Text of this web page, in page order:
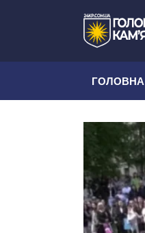
ГОЛОВНА